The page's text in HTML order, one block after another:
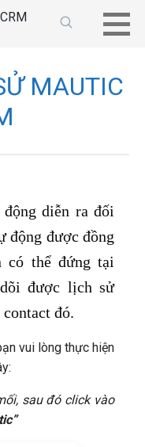
MAUTIC
diễn ra đối
động được đồng
có thể đứng tại
được lịch sử
đó.
vui lòng thực hiện
sau đó click vào